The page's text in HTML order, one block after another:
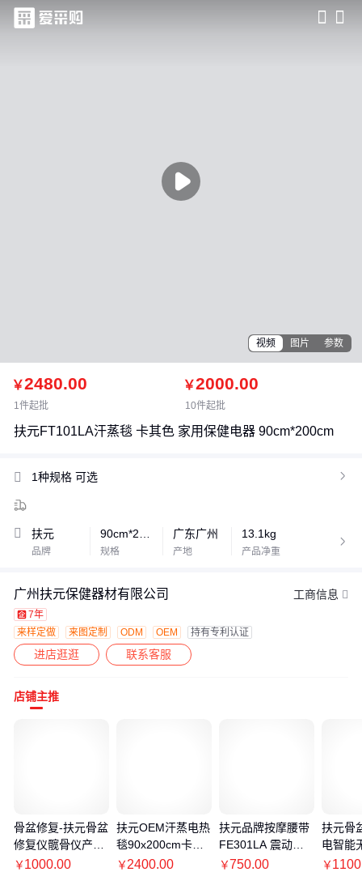

视频 图片 参数
￥2480.00
1件起批
￥2000.00
10件起批
扶元FT101LA汗蒸毯 卡其色 家用保健电器 90cm*200cm
1种规格 可选 
扶元
品牌 规格
广东广州
产地
13.1kg
产品净重

广州扶元保健器材有限公司 工商信息
7年
来样定做
来图定制 ODM OEM 持有专利认证
进店逛逛 联系客服
店铺主推
骨盆修复-扶元骨盆
修复仪髋骨仪产后
修复仪器生产厂家
￥1000.00
扶元OEM汗蒸电热
毯90x200cm卡其
色 家用发汗桑拿浴
￥2400.00
扶元品牌按摩腰带
FE301LA 震动加
气压 5档可调
￥750.00
扶元骨
电智能
动气压
￥